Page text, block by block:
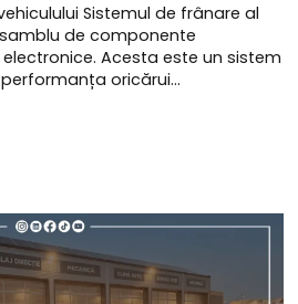
Sistemul de frânare al
de componente
Acesta este un sistem
oricărui…